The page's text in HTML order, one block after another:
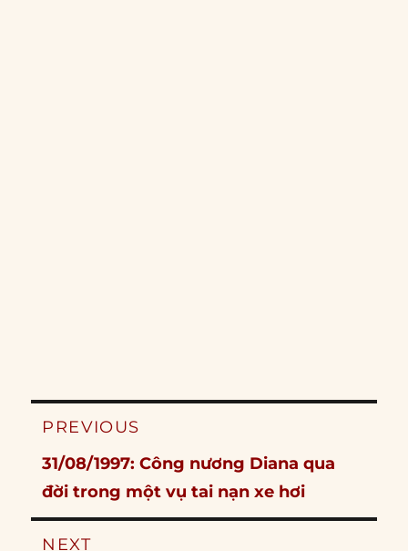
Post
PREVIOUS
Previous
post:
31/08/1997: Công nương Diana qua
đời trong một vụ tai nạn xe hơi
NEXT